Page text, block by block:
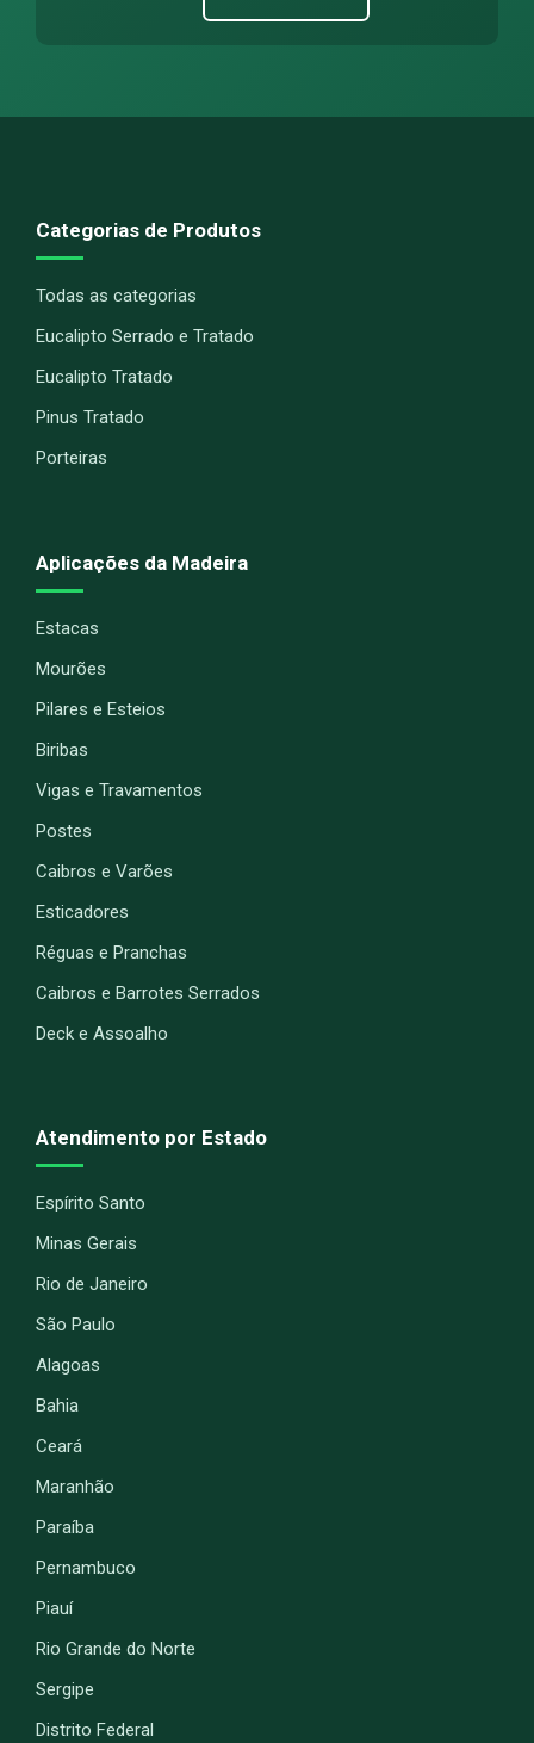
Categorias de Produtos
Todas as categorias
Eucalipto Serrado e Tratado
Eucalipto Tratado
Pinus Tratado
Porteiras
Aplicações da Madeira
Estacas
Mourões
Pilares e Esteios
Biribas
Vigas e Travamentos
Postes
Caibros e Varões
Esticadores
Réguas e Pranchas
Caibros e Barrotes Serrados
Deck e Assoalho
Atendimento por Estado
Espírito Santo
Minas Gerais
Rio de Janeiro
São Paulo
Alagoas
Bahia
Ceará
Maranhão
Paraíba
Pernambuco
Piauí
Rio Grande do Norte
Sergipe
Distrito Federal